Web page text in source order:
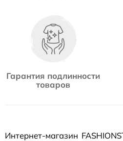
Гарантия подлинности
товаров
Интернет-магазин